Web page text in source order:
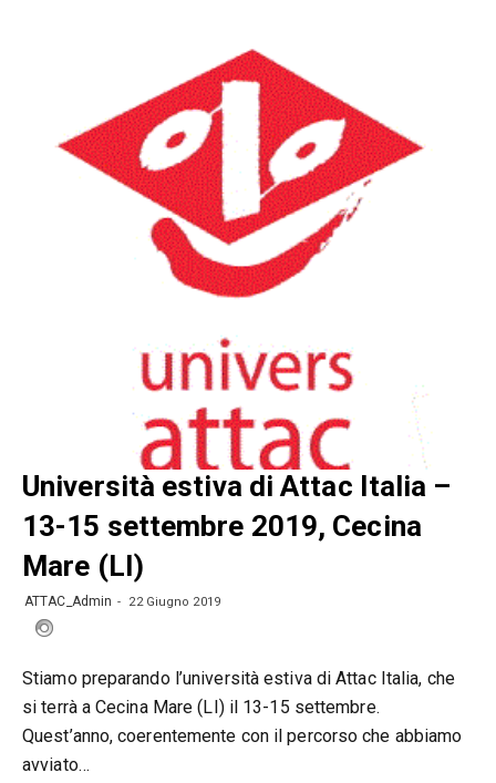
Università estiva di Attac Italia –
13-15 settembre 2019, Cecina
Mare (LI)
ATTAC_Admin 22 Giugno 2019
Stiamo preparando l’università estiva di Attac Italia, che
si terrà a Cecina Mare (LI) il 13-15 settembre.
Quest’anno, coerentemente con il percorso che abbiamo
avviato…